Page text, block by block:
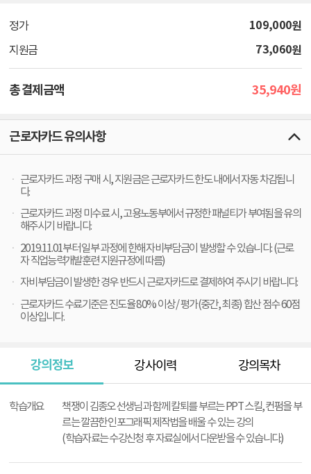
정가 109,000원
지원금 73,060원
총 결제금액 35,940원
근로자카드 유의사항
근로자카드 과정 구매 시, 지원금은 근로자카드 한도 내에서 자동 차감됩니
다.
근로자카드 과정 미수료 시, 고용노동부에서 규정한 패널티가 부여됨을 유의
해주시기 바랍니다.
2019.11.01부터 일부 과정에 한해 자비부담금이 발생할 수 있습니다. (근로
자 직업능력개발훈련 지원규정에 따름)
자비부담금이 발생한 경우 반드시 근로자카드로 결제하여 주시기 바랍니다.
근로자카드 수료기준은 진도율 80% 이상 / 평가(중간, 최종) 합산 점수 60점
이상입니다.
강의정보 강사이력 강의목차
학습개요
책쟁이 김종오 선생님과 함께 칼퇴를 부르는 PPT 스킬, 컨펌을 부
르는 깔끔한 인포그래픽 제작법을 배울 수 있는 강의
(학습자료는 수강신청 후 자료실에서 다운받을 수 있습니다.)